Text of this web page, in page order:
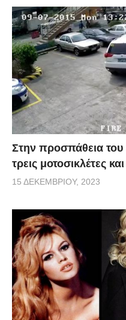
Στην προσπάθεια του
τρεις μοτοσικλέτες
15 ΔΕΚΕΜΒΡΊΟΥ, 2023